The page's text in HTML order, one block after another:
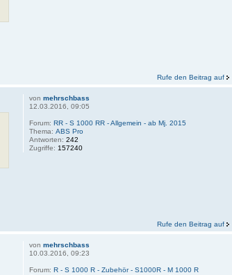
Rufe den Beitrag auf
von mehrschbass
12.03.2016, 09:05
Forum: RR - S 1000 RR - Allgemein - ab Mj. 2015
Thema: ABS Pro
Antworten: 242
Zugriffe: 157240
Rufe den Beitrag auf
von mehrschbass
10.03.2016, 09:23
Forum: R - S 1000 R - Zubehör - S1000R - M 1000 R